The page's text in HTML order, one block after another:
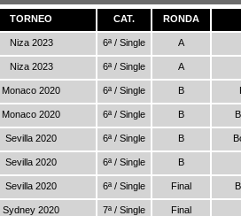
TORNEO CAT. RONDA
Niza 2023 6ª / Single A
Niza 2023 6ª / Single A
Monaco 2020 6ª / Single B
Monaco 2020 6ª / Single B
Sevilla 2020 6ª / Single B
Sevilla 2020 6ª / Single B
Sevilla 2020 6ª / Single Final
Sydney 2020 7ª / Single Final